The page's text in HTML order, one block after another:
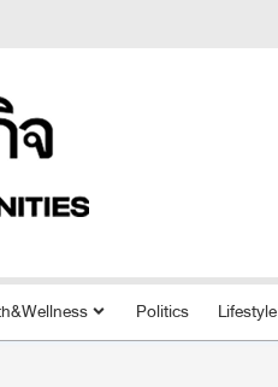
Politics Lifestyle